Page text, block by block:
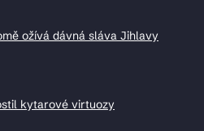
ožívá dávná sláva Jihlavy
kytarové virtuozy